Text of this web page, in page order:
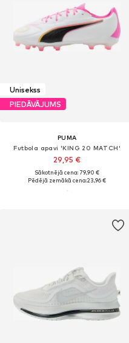
Unisekss
PIEDĀVĀJUMS
PUMA
Futbola apavi 'KING 20 MATCH'
29,95 €
Sākotnējā cena: 79,90 €
Pēdējā zemākā cena:23,96 €